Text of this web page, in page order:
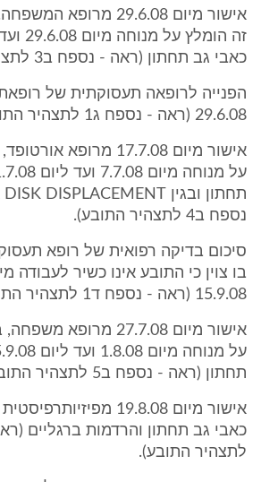
אישור מיום 29.6.08
כאבי גב תחתון (ראה - נספח ב3 לתצהיר התובע).
הפנייה לרופאה תעסוקתית של
29.6.08 (ראה - נספח ג1 לתצהיר התובע).
אישור מיום 17.7.08
נספח ב4 לתצהיר התובע).
15.9.08 (ראה - נספח ד1 לתצהיר התובע).
אישור מיום 27.7.08
תחתון (ראה - נספח ב5 לתצהיר התובע).
אישור מיום 19.8.08
לתצהיר התובע).